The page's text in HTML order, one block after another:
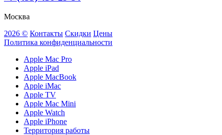
Москва
2026 © Контакты Скидки Цены
Политика конфиденциальности
Apple Mac Pro
Apple iPad
Apple MacBook
Apple iMac
Apple TV
Apple Mac Mini
Apple Watch
Apple iPhone
Территория работы